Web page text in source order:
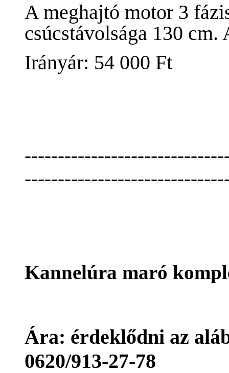
A meghajtó motor 3
csúcstávolsága 130
Irányár: 54 000 Ft
Kannelúra maró
Ára: érdeklődni az
0620/913-27-78